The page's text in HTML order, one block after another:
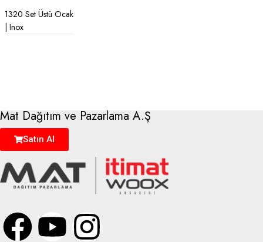
1320 Set Üstü Ocak
| Inox
Mat Dağıtım ve Pazarlama A.Ş
Satın Al